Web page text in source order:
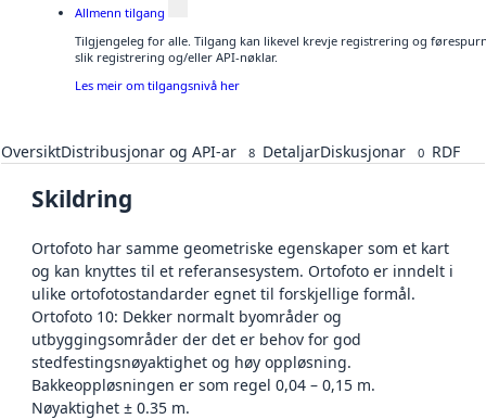
Allmenn tilgang
Tilgjengeleg for alle. Tilgang kan likevel krevje registrering og
slik registrering og/eller API-nøklar.
Les meir om tilgangsnivå her
OversiktDistribusjonar og API-ar 8 DetaljarDiskusjonar 0 RDF
Skildring
Ortofoto har samme geometriske egenskaper som et kart
og kan knyttes til et referansesystem. Ortofoto er inndelt i
ulike ortofotostandarder egnet til forskjellige formål.
Ortofoto 10: Dekker normalt byområder og
utbyggingsområder der det er behov for god
stedfestingsnøyaktighet og høy oppløsning.
Bakkeoppløsningen er som regel 0,04 – 0,15 m.
Nøyaktighet ± 0.35 m.